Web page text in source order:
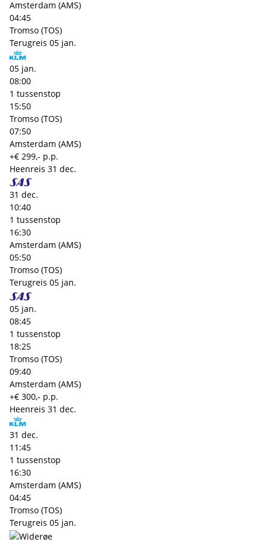
Amsterdam (AMS)
04:45
Tromso (TOS)
Terugreis 05 jan.
05 jan.
08:00
1 tussenstop
15:50
Tromso (TOS)
07:50
Amsterdam (AMS)
+€ 299,- p.p.
Heenreis 31 dec.
31 dec.
10:40
1 tussenstop
16:30
Amsterdam (AMS)
05:50
Tromso (TOS)
Terugreis 05 jan.
05 jan.
08:45
1 tussenstop
18:25
Tromso (TOS)
09:40
Amsterdam (AMS)
+€ 300,- p.p.
Heenreis 31 dec.
31 dec.
11:45
1 tussenstop
16:30
Amsterdam (AMS)
04:45
Tromso (TOS)
Terugreis 05 jan.